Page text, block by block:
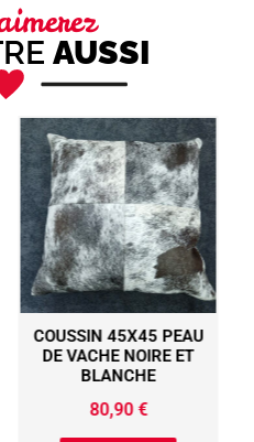
AUSSI
COUSSIN 45X45 PEAU
DE VACHE NOIRE ET
BLANCHE
80,90€